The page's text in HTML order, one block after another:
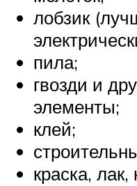
лобзик
пила;
гвозди и
элементы;
клей;
краска, лак,